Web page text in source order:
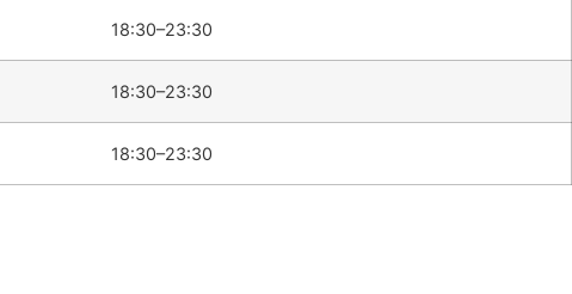
18:30–23:30
18:30–23:30
18:30–23:30